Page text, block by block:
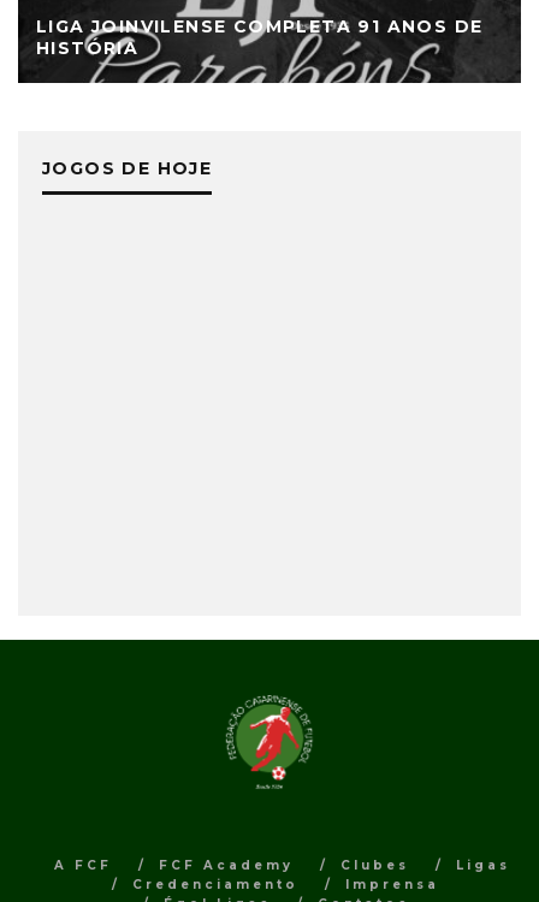
LIGA JOINVILENSE COMPLETA 91 ANOS DE
HISTÓRIA
JOGOS DE HOJE
A FCF FCF Academy Clubes
Ligas
Credenciamento
Imprensa